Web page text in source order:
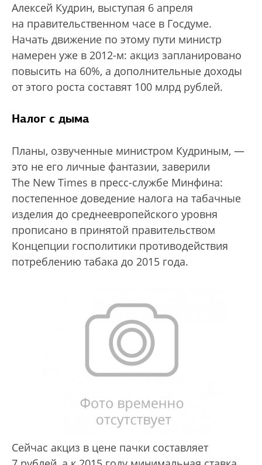
Алексей Кудрин, выступая 6 апреля
на правительственном часе в Госдуме.
Начать движение по этому пути министр
намерен уже в 2012-м: акциз запланировано
повысить на 60%, а дополнительные доходы
от этого роста составят 100 млрд рублей.
Налог с дыма
Планы, озвученные министром Кудриным, —
это не его личные фантазии, заверили
The New Times в пресс-службе Минфина:
постепенное доведение налога на табачные
изделия до среднеевропейского уровня
прописано в принятой правительством
Концепции госполитики противодействия
потреблению табака до 2015 года.
Сейчас акциз в цене пачки составляет